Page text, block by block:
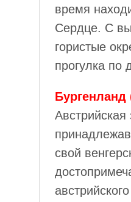
время
Сердце. С
гористые
прогулка по
Бургенланд
свой